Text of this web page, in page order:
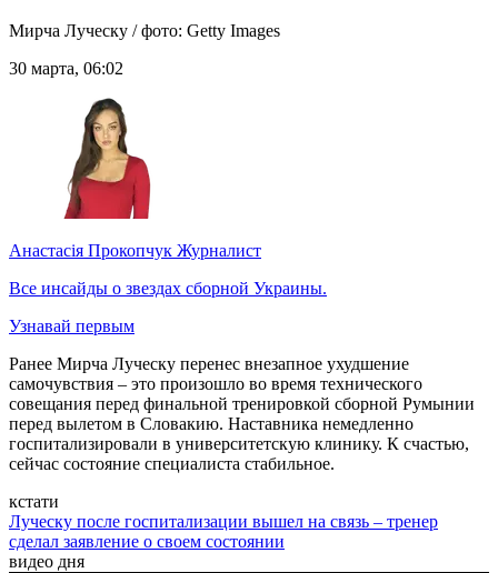
Мирча Луческу / фото: Getty Images
30 марта, 06:02
Анастасія Прокопчук Журналист
Все инсайды о звездах сборной Украины.
Узнавай первым
Ранее Мирча Луческу перенес внезапное ухудшение
самочувствия – это произошло во время технического
совещания перед финальной тренировкой сборной Румынии
перед вылетом в Словакию. Наставника немедленно
госпитализировали в университетскую клинику. К счастью,
сейчас состояние специалиста стабильное.
кстати
Луческу после госпитализации вышел на связь – тренер
сделал заявление о своем состоянии
видео дня